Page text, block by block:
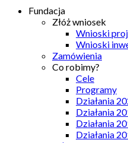
Fundacja
Złóż wniosek
Wnioski
Wnioski
Zamówienia
Co robimy?
Cele
Programy
Działania
Działania
Działania
Działania